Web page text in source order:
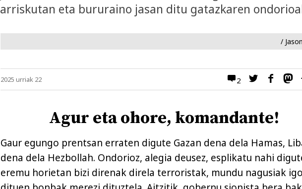
arriskutan eta bururaino jasan ditu gatazkaren
/
2
2025 urriak 22
Agur eta ohore, komandante!
Gaur egungo prentsan erraten digute Gazan dena dela Hamas,
dena dela Hezbollah. Ondorioz, alegia deusez, esplikatu nahi
eremu horietan bizi direnak direla terroristak, mundu nagusiak